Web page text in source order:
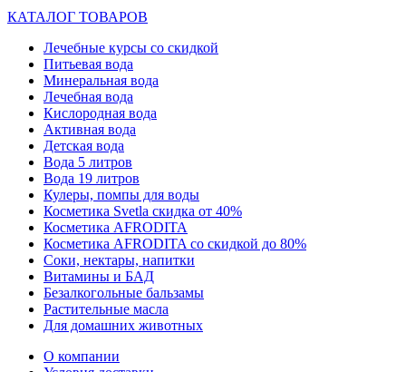
КАТАЛОГ ТОВАРОВ
Лечебные курсы со скидкой
Питьевая вода
Минеральная вода
Лечебная вода
Кислородная вода
Активная вода
Детская вода
Вода 5 литров
Вода 19 литров
Кулеры, помпы для воды
Косметика Svetla скидка от 40%
Косметика AFRODITA
Косметика AFRODITA со скидкой до 80%
Соки, нектары, напитки
Витамины и БАД
Безалкогольные бальзамы
Растительные масла
Для домашних животных
О компании